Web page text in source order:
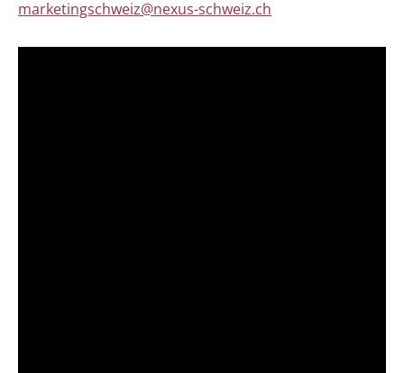
marketingschweiz@nexus-schweiz.ch